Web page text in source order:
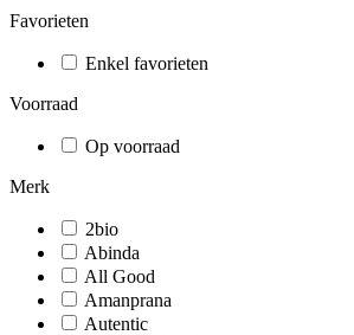
Favorieten
Enkel favorieten
Voorraad
Op voorraad
Merk
2bio
Abinda
All Good
Amanprana
Autentic